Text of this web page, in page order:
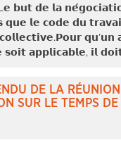
𝗯𝘂𝘁 𝗱𝗲 𝗹𝗮
𝗾𝘂𝗲 𝗹𝗲 𝗰𝗼𝗱𝗲 𝗱𝘂
𝗾𝘂’𝘂𝗻
𝗮𝗽𝗽𝗹𝗶𝗰𝗮𝗯𝗹𝗲, 𝗶𝗹
DE LA
SUR LE TEMPS DE